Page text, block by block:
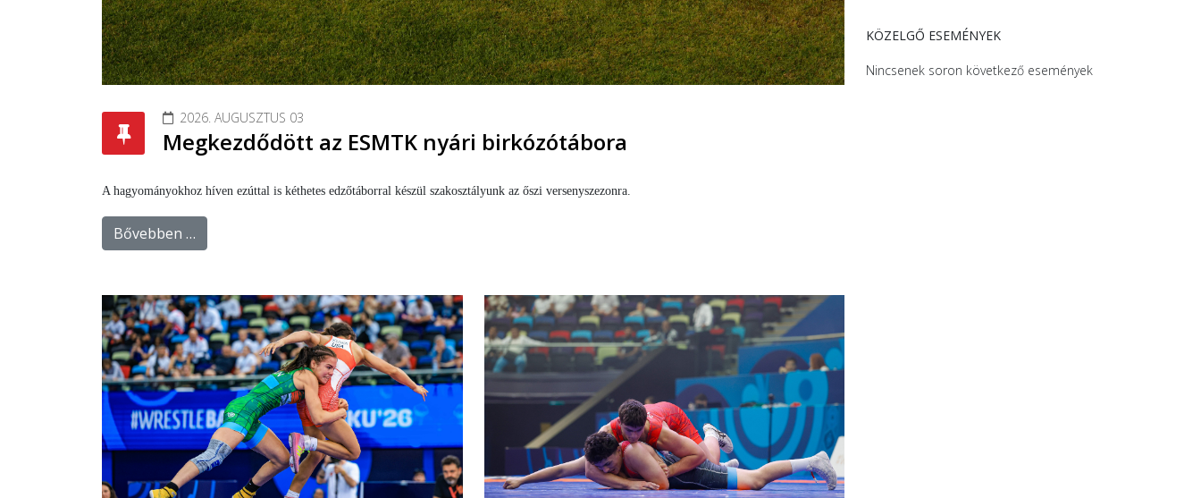
2026. AUGUSZTUS 03
Megkezdődött az ESMTK nyári birkózótábora
A hagyományokhoz híven ezúttal is kéthetes edzőtáborral készül szakosztályunk az őszi versenyszezonra.
Bővebben …
KÖZELGŐ ESEMÉNYEK
Nincsenek soron következő események